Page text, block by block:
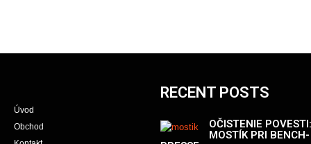
Úvod
Obchod
RECENT POSTS
OČISTENIE POVESTI:
MOSTÍK PRI BENCH-